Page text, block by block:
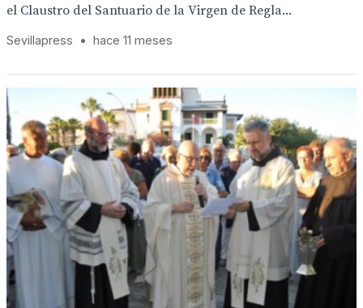
el Claustro del Santuario de la Virgen de Regla...
Sevillapress • hace 11 meses